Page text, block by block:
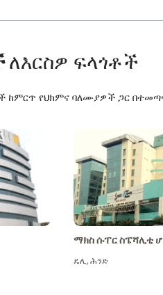
ለእርስዎ ፍላጎቶች
ከምርጥ የህክምና ባለሙያዎች ጋር
ማክስ ሱፐር ስፔሻሊቲ
ዴሊ,ሕንድ